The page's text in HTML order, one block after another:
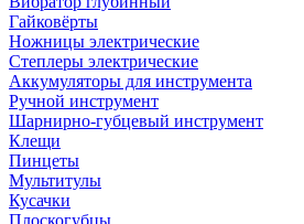
Гайковёрты
Ножницы электрические
Степлеры электрические
Аккумуляторы для инструмента
Ручной инструмент
Шарнирно-губцевый инструмент
Клещи
Пинцеты
Мультитулы
Кусачки
Плоскогубцы